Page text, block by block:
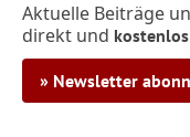
Aktuelle Beiträge
direkt und kostenlos
» Newsletter